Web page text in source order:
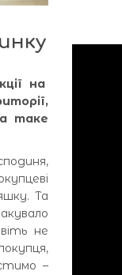
на
таке
Та
не
–